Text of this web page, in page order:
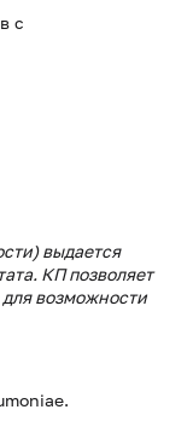
с
выдается
КП позволяет
для возможности